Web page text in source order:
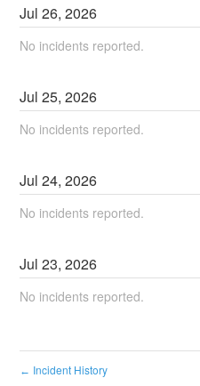
Jul26,2026
No incidents reported.
Jul25,2026
No incidents reported.
Jul24,2026
No incidents reported.
Jul23,2026
No incidents reported.
← Incident History